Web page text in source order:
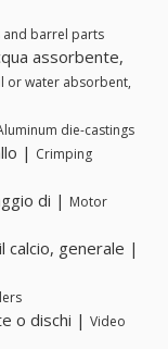
and barrel parts
assorbente,
or water absorbent,
die-castings
| Crimping
di | Motor
generale |
o dischi | Video